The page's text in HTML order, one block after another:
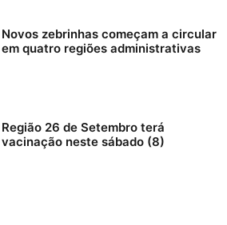
Novos zebrinhas começam a circular
em quatro regiões administrativas
Região 26 de Setembro terá
vacinação neste sábado (8)